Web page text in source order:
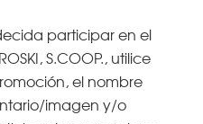
participar en el
S.COOP., utilice
el nombre
imagen y/o